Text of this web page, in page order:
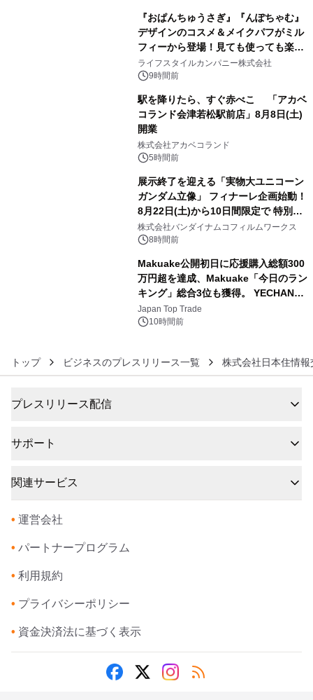
『おぱんちゅうさぎ』『んぽちゃむ』
デザインのコスメ＆メイクパフがミル
フィーから登場！見ても使っても楽し
い、ポップでキュートなコレクショ
ン。
ライフスタイルカンパニー株式会社
9時間前
駅を降りたら、すぐ赤べこ 「アカベ
コランド会津若松駅前店」8月8日(土)
開業
株式会社アカベコランド
5時間前
展示終了を迎える「実物大ユニコーン
ガンダム立像」 フィナーレ企画始動！
8月22日(土)から10日間限定で 特別映
像『UNICORN GUNDAM Statue ―
BEYOND POSSIBILITY ―』を上映！
株式会社バンダイナムコフィルムワークス
8時間前
Makuake公開初日に応援購入総額300
万円超を達成、Makuake「今日のラン
キング」総合3位も獲得。 YECHAN音
浴シンギングボウル第2弾の大型サイ
ズ（XL・2XL・3XL）を先行販売中
Japan Top Trade
10時間前
トップ ビジネスのプレスリリース一覧 株式会社日本住情
プレスリリース配信
サポート
関連サービス
• 運営会社
• パートナープログラム
• 利用規約
• プライバシーポリシー
• 資金決済法に基づく表示